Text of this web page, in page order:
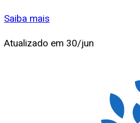
Saiba mais
Atualizado em 30/jun